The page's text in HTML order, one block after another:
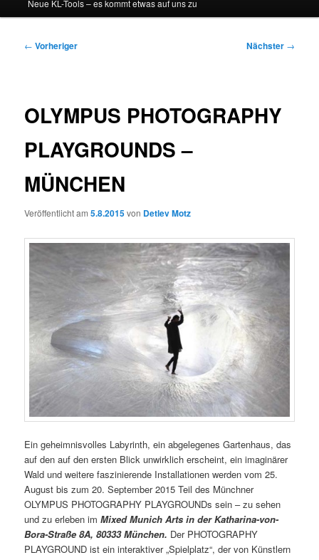
Neue KL-Tools – es kommt etwas auf uns zu
Beitragsnavigation
← Vorheriger Nächster →
OLYMPUS PHOTOGRAPHY
PLAYGROUNDS –
MÜNCHEN
Veröffentlicht am5.8.2015von Detlev Motz
Ein geheimnisvolles Labyrinth, ein abgelegenes Gartenhaus, das
auf den auf den ersten Blick unwirklich erscheint, ein imaginärer
Wald und weitere faszinierende Installationen werden vom 25.
August bis zum 20. September 2015 Teil des Münchner
OLYMPUS PHOTOGRAPHY PLAYGROUNDs sein – zu sehen
und zu erleben imMixed Munich Arts in der Katharina-von-
Bora-Straße 8A, 80333 München. Der PHOTOGRAPHY
PLAYGROUND ist ein interaktiver „Spielplatz“, der von Künstlern